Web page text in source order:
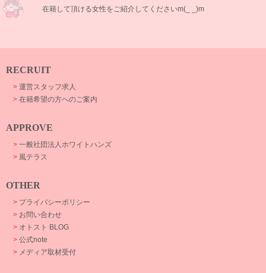
在籍して頂ける女性をご紹介してくださいm(_ _)m
RECRUIT
> 運営スタッフ求人
> 在籍希望の方へのご案内
APPROVE
> 一般社団法人ホワイトハンズ
> 風テラス
OTHER
> プライバシーポリシー
> お問い合わせ
> オトスト BLOG
> 公式note
> メディア取材受付